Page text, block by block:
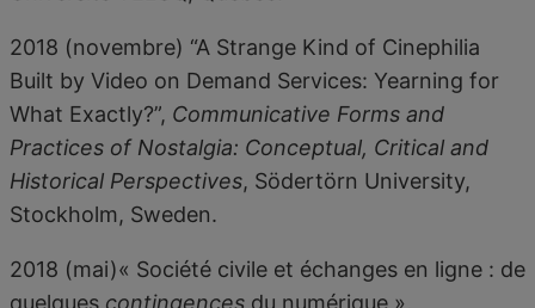
2018 (novembre) “A Strange Kind of Cinephilia
Built by Video on Demand Services: Yearning for
What Exactly?”, Communicative Forms and
Practices of Nostalgia: Conceptual, Critical and
Historical Perspectives, Södertörn University,
Stockholm, Sweden.
2018 (mai)« Société civile et échanges en ligne : de
quelques contingences du numérique »,